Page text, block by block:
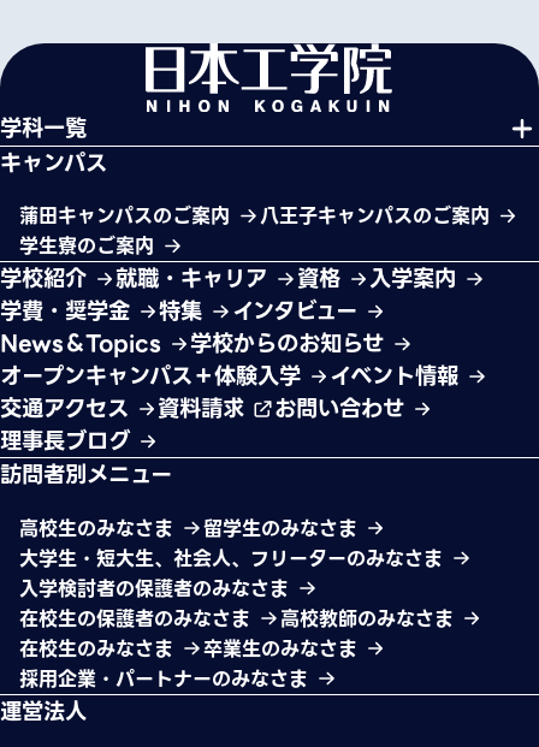
学科一覧
キャンパス
蒲田キャンパスのご案内
八王子キャンパスのご案内
学生寮のご案内
学校紹介 就職・キャリア 資格
入学案内
学費・奨学金
特集
インタビュー
News＆Topics
学校からのお知らせ
オープンキャンパス＋体験入学
イベント情報
交通アクセス
資料請求
お問い合わせ
理事長ブログ
訪問者別メニュー
高校生のみなさま
留学生のみなさま
大学生・短大生、社会人、フリーターのみなさま
入学検討者の保護者のみなさま
在校生の保護者のみなさま
高校教師のみなさま
在校生のみなさま
卒業生のみなさま
採用企業・パートナーのみなさま
運営法人